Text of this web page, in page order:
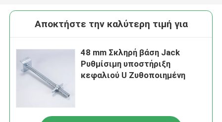
Αποκτήστε την καλύτερη τιμή για
48 mm Σκληρή βάση Jack
Ρυθμίσιμη υποστήριξη
κεφαλιού U Ζυθοποιημένη